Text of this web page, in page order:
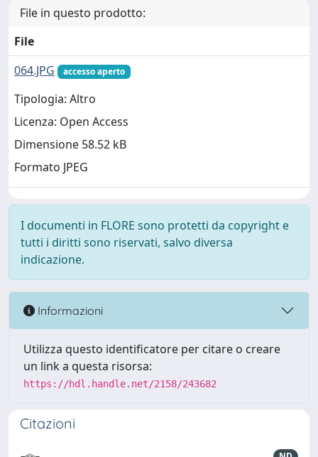
File in questo prodotto:
File
064.JPG
accesso aperto
Tipologia: Altro
Licenza: Open Access
Dimensione 58.52 kB
Formato JPEG
I documenti in FLORE sono protetti da copyright e
tutti i diritti sono riservati, salvo diversa
indicazione.
Informazioni
Utilizza questo identificatore per citare o creare
un link a questa risorsa:
https://hdl.handle.net/2158/243682
Citazioni